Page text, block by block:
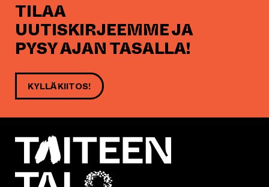
TILAA
UUTISKIRJEEMME JA
PYSY AJAN TASALLA!
KYLLÄ KIITOS!